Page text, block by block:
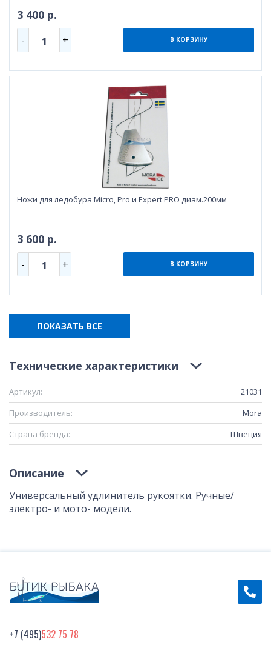
3 400 р.
- 1 + В КОРЗИНУ
Ножи для ледобура Micro, Pro и Expert PRO диам.200мм
3 600 р.
- 1 + В КОРЗИНУ
ПОКАЗАТЬ ВСЕ
Технические характеристики
Артикул:
21031
Производитель:
Mora
Страна бренда:
Швеция
Описание
Универсальный удлинитель рукоятки. Ручные/
электро- и мото- модели.
+7 (495)532 75 78